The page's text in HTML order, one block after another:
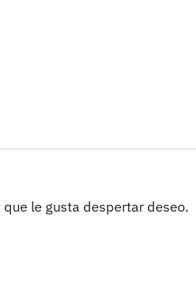
que le gusta despertar deseo.